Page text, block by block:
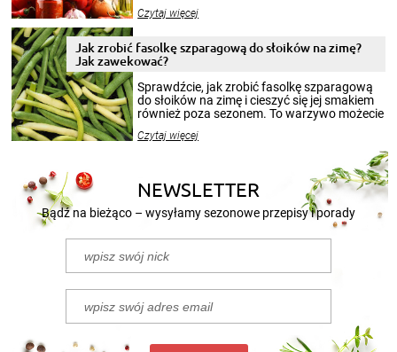
krajobrazów, by cieszyć nimi oko w sezonie
pełni poczuć atmosferę cieplejszych
miesięcy. Przygotowanie słoików ze
patenty, które pozwolą zachować świeżość
przetworów.
Czytaj więcej
Jak zrobić fasolkę szparagową do słoików na zimę?
Jak zawekować?
Sprawdźcie, jak zrobić fasolkę szparagową
do słoików na zimę i cieszyć się jej smakiem
również poza sezonem. To warzywo możecie
nasze propozycje!
Czytaj więcej
NEWSLETTER
Bądź na bieżąco – wysyłamy sezonowe przepisy i porady